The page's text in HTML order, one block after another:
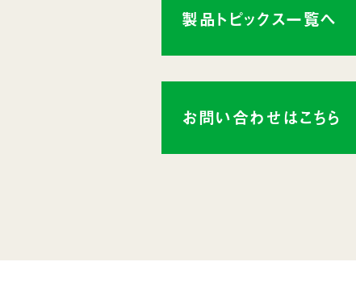
製品トピックス一覧へ
お問い合わせはこちら